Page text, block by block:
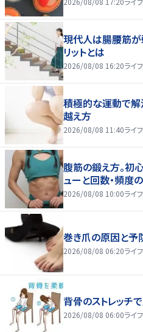
現代人は腸腰筋が
リットとは
2026/08/08 16:20ライ
積極的な運動で解
越え方
2026/08/08 11:40ライ
腹筋の鍛え方。初
ューと回数・頻度
2026/08/08 10:00ライ
巻き爪の原因と予
2026/08/08 06:20ライ
背骨のストレッチ
2026/08/08 06:00ライ